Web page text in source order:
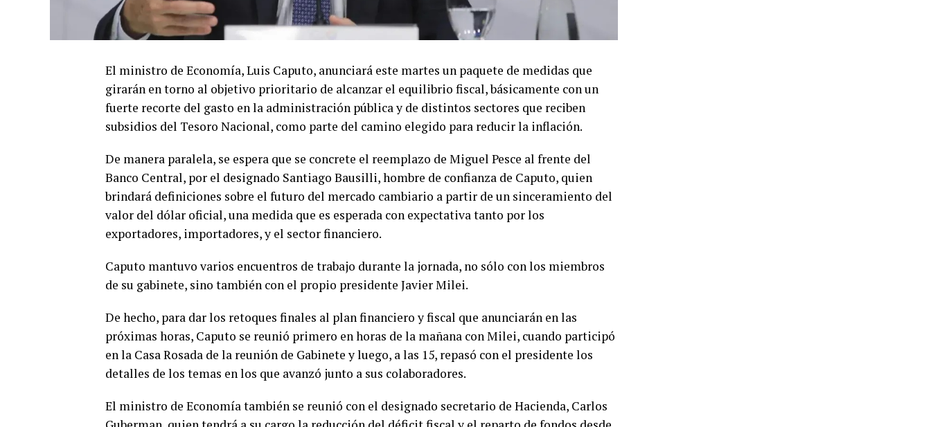
El ministro de Economía, Luis Caputo, anunciará este martes un paquete de medidas que
girarán en torno al objetivo prioritario de alcanzar el equilibrio fiscal, básicamente con un
fuerte recorte del gasto en la administración pública y de distintos sectores que reciben
subsidios del Tesoro Nacional, como parte del camino elegido para reducir la inflación.
De manera paralela, se espera que se concrete el reemplazo de Miguel Pesce al frente del
Banco Central, por el designado Santiago Bausilli, hombre de confianza de Caputo, quien
brindará definiciones sobre el futuro del mercado cambiario a partir de un sinceramiento del
valor del dólar oficial, una medida que es esperada con expectativa tanto por los
exportadores, importadores, y el sector financiero.
Caputo mantuvo varios encuentros de trabajo durante la jornada, no sólo con los miembros
de su gabinete, sino también con el propio presidente Javier Milei.
De hecho, para dar los retoques finales al plan financiero y fiscal que anunciarán en las
próximas horas, Caputo se reunió primero en horas de la mañana con Milei, cuando participó
en la Casa Rosada de la reunión de Gabinete y luego, a las 15, repasó con el presidente los
detalles de los temas en los que avanzó junto a sus colaboradores.
El ministro de Economía también se reunió con el designado secretario de Hacienda, Carlos